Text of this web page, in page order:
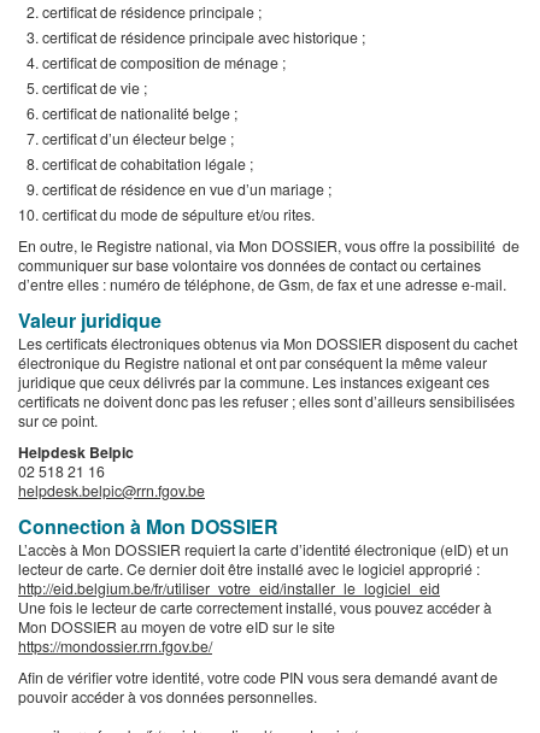
certificat de résidence principale ;
certificat de résidence principale avec historique ;
certificat de composition de ménage ;
certificat de vie ;
certificat de nationalité belge ;
certificat d’un électeur belge ;
certificat de cohabitation légale ;
certificat de résidence en vue d’un mariage ;
certificat du mode de sépulture et/ou rites.
En outre, le Registre national, via Mon DOSSIER, vous offre la possibilité de
communiquer sur base volontaire vos données de contact ou certaines
d’entre elles : numéro de téléphone, de Gsm, de fax et une adresse e-mail.
Valeur juridique
Les certificats électroniques obtenus via Mon DOSSIER disposent du cachet
électronique du Registre national et ont par conséquent la même valeur
juridique que ceux délivrés par la commune. Les instances exigeant ces
certificats ne doivent donc pas les refuser ; elles sont d’ailleurs sensibilisées
sur ce point.
Helpdesk Belpic
02 518 21 16
helpdesk.belpic@rrn.fgov.be
Connection à Mon DOSSIER
L’accès à Mon DOSSIER requiert la carte d’identité électronique (eID) et un
lecteur de carte. Ce dernier doit être installé avec le logiciel approprié :
http://eid.belgium.be/fr/utiliser_votre_eid/installer_le_logiciel_eid
Une fois le lecteur de carte correctement installé, vous pouvez accéder à
Mon DOSSIER au moyen de votre eID sur le site
https://mondossier.rrn.fgov.be/
Afin de vérifier votre identité, votre code PIN vous sera demandé avant de
pouvoir accéder à vos données personnelles.